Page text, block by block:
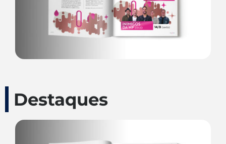
Destaques